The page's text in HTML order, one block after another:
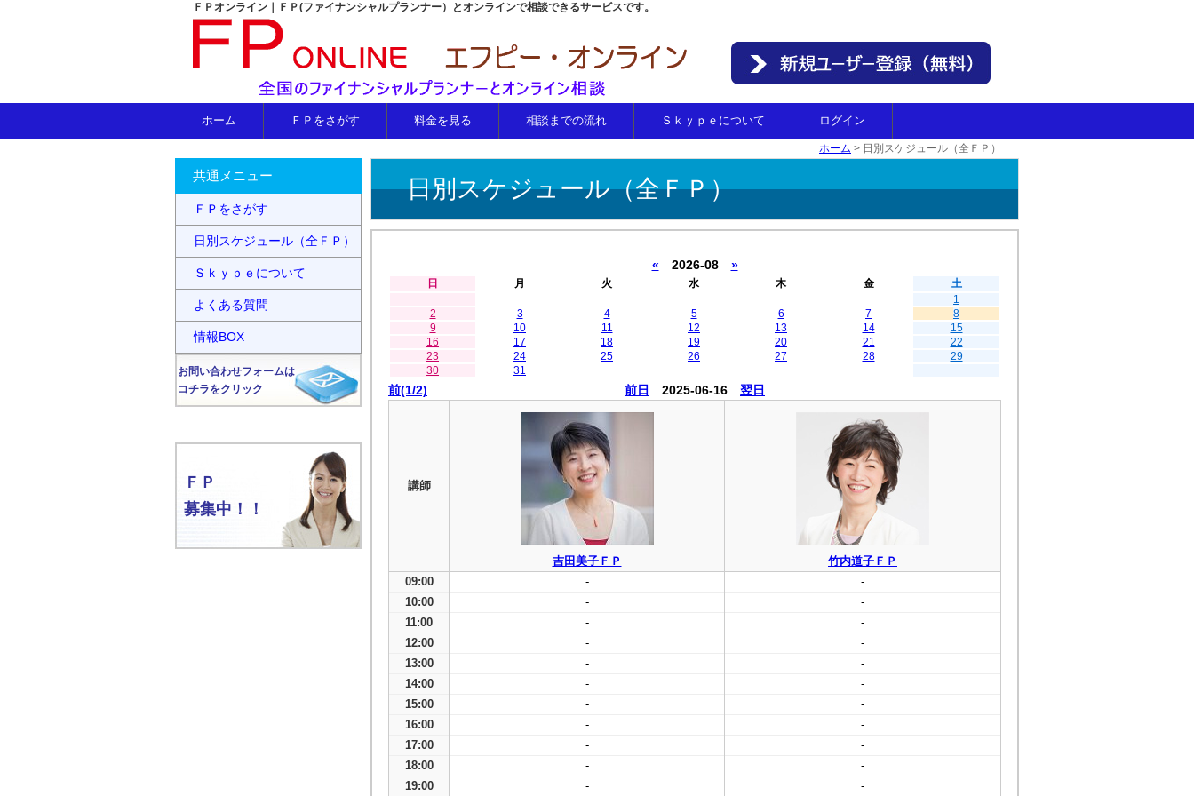
ＦＰオンライン｜ＦＰ(ファイナンシャルプランナー）とオンラインで相談できるサービスです。
ホーム ＦＰをさがす 料金を見る 相談までの流れ Ｓｋｙｐｅについて ログイン
ホーム > 日別スケジュール（全ＦＰ）
日別スケジュール（全ＦＰ）
« 2026-08 »
日 月 火 水 木 金
土
1
2
3 4 5 6 7
8
9
10 11 12 13 14
15
16
17 18 19 20 21
22
23
24 25 26 27 28
29
30
31
前(1/2) 前日 2025-06-16 翌日
講師
吉田美子ＦＰ
竹内道子ＦＰ
09:00
-
-
10:00
-
-
11:00
-
-
12:00
-
-
13:00
-
-
14:00
-
-
15:00
-
-
16:00
-
-
17:00
-
-
18:00
-
-
19:00
- -
共通メニュー
ＦＰをさがす
日別スケジュール（全ＦＰ）
Ｓｋｙｐｅについて
よくある質問
情報BOX
お問い合わせフォームは
コチラをクリック
ＦＰ
募集中！！